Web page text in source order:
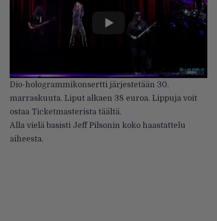
Dio-hologrammikonsertti järjestetään 30.
marraskuuta. Liput alkaen 38 euroa. Lippuja voit
ostaa Ticketmasterista täältä.
Alla vielä basisti Jeff Pilsonin koko haastattelu
aiheesta.